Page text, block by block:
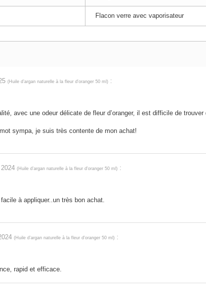
Flacon verre avec vaporisateur
(Huile d’argan naturelle à la fleur d'oranger 50 ml ) :
avec une odeur délicate de fleur d’oranger, il est difficile de
sympa, je suis très contente de mon achat!
(Huile d’argan naturelle à la fleur d'oranger 50 ml ) :
à appliquer..un très bon achat.
(Huile d’argan naturelle à la fleur d'oranger 50 ml ) :
rapid et efficace.